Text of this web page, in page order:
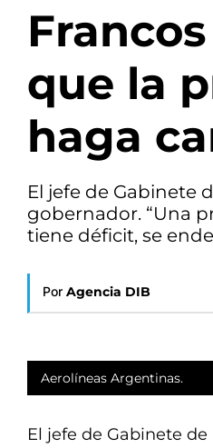
que la
haga
El jefe de Gabinete
gobernador. “Una
tiene déficit, se
Por Agencia DIB
Aerolíneas Argentinas.
El jefe de Gabinete de